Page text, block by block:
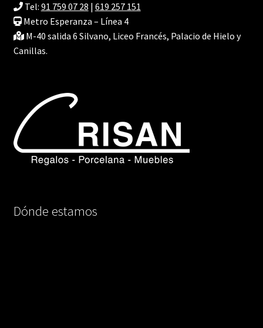
Tel: 91 759 07 28 | 619 257 151
Metro Esperanza – Línea 4
M-40 salida 6 Silvano, Liceo Francés, Palacio de Hielo y
Canillas.
Dónde estamos